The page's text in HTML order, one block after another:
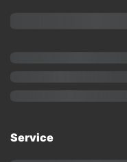
Service